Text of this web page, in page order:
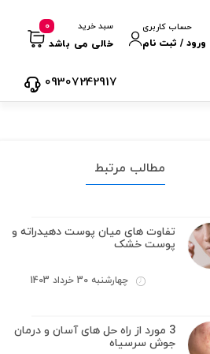
حساب کاربری
ورود / ثبت نام
سبد خرید
خالی می باشد
0
09307242917
مطالب مرتبط
تفاوت های میان پوست دهیدراته و
پوست خشک
چهارشنبه 30 خرداد 1403
3 مورد از راه حل های آسان و درمان
جوش سرسیاه